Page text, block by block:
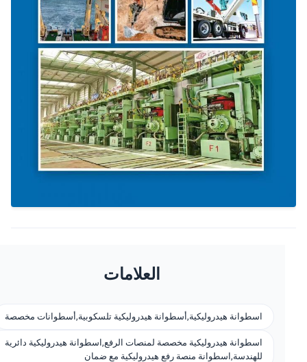
العلامات
اسطوانة هيدروليكية,أسطوانة هيدروليكية تلسكوبية,أسطوانات مخصصة
اسطوانة هيدروليكية مخصصة لمنصات الرفع,اسطوانة هيدروليكية دائرية
للهندسة,اسطوانة منصة رفع هيدروليكية مع ضمان